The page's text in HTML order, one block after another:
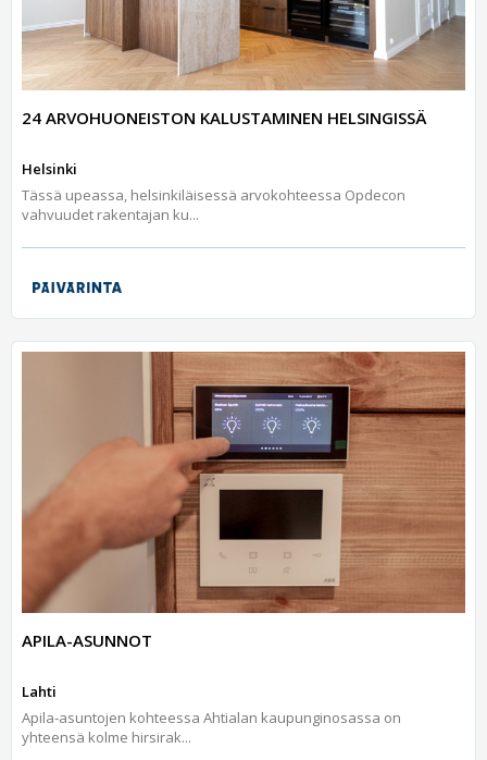
24 ARVOHUONEISTON KALUSTAMINEN HELSINGISSÄ
Helsinki
Tässä upeassa, helsinkiläisessä arvokohteessa Opdecon
vahvuudet rakentajan ku...
APILA-ASUNNOT
Lahti
Apila-asuntojen kohteessa Ahtialan kaupunginosassa on
yhteensä kolme hirsirak...